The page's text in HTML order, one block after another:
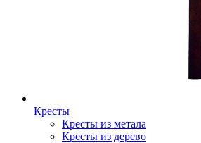
Кресты
Кресты из метала
Кресты из дерево